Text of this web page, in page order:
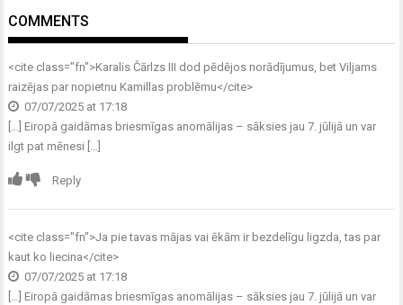
COMMENTS
<cite class="fn">Karalis Čārlzs III dod pēdējos norādījumus, bet Viljams
raizējas par nopietnu Kamillas problēmu</cite>
07/07/2025 at 17:18
[…] Eiropā gaidāmas briesmīgas anomālijas – sāksies jau 7. jūlijā un var
ilgt pat mēnesi […]
Reply
<cite class="fn">Ja pie tavas mājas vai ēkām ir bezdelīgu ligzda, tas par
kaut ko liecina</cite>
07/07/2025 at 17:18
[…] Eiropā gaidāmas briesmīgas anomālijas – sāksies jau 7. jūlijā un var